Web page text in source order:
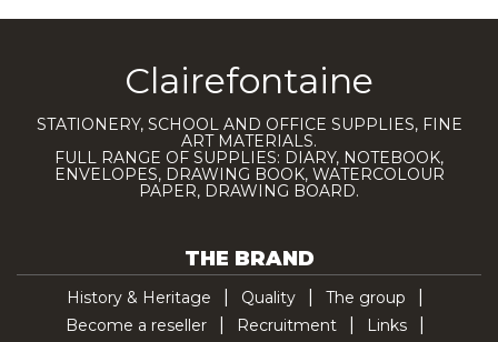
Clairefontaine
STATIONERY, SCHOOL AND OFFICE SUPPLIES, FINE
ART MATERIALS.
FULL RANGE OF SUPPLIES: DIARY, NOTEBOOK,
ENVELOPES, DRAWING BOOK, WATERCOLOUR
PAPER, DRAWING BOARD.
THE BRAND
History & Heritage Quality
The group
Become a reseller
Recruitment
Links